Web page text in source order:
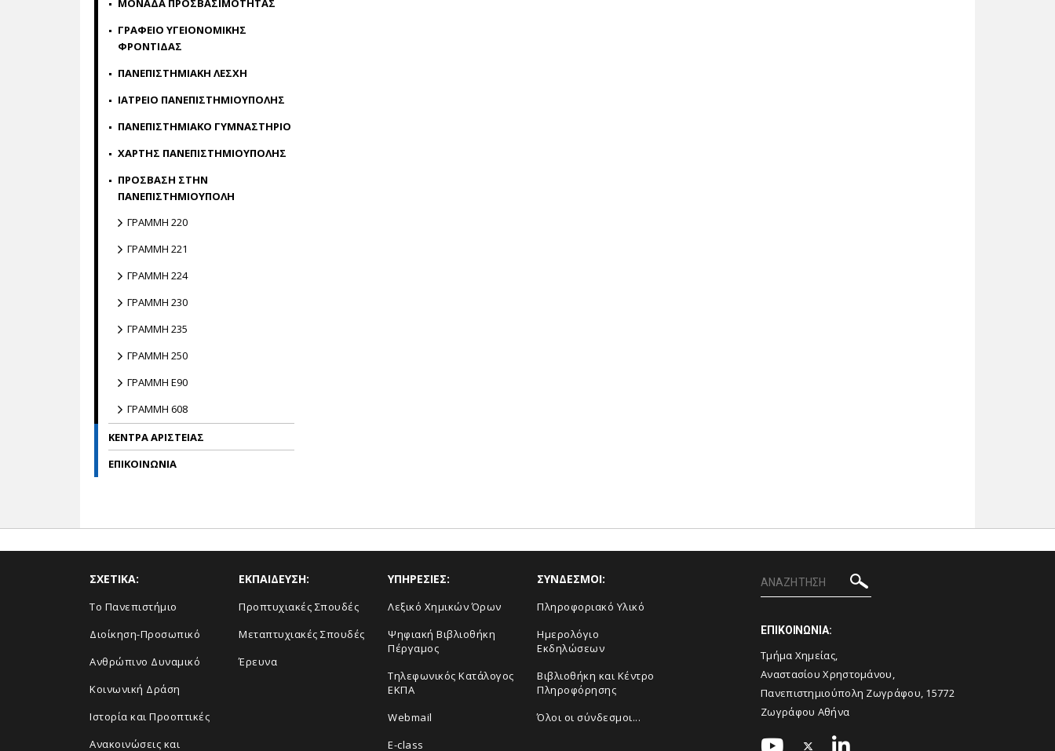
ΜΟΝΑΔΑ ΠΡΟΣΒΑΣΙΜΟΤΗΤΑΣ
ΓΡΑΦΕΙΟ ΥΓΕΙΟΝΟΜΙΚΗΣ
ΦΡΟΝΤΙΔΑΣ
ΠΑΝΕΠΙΣΤΗΜΙΑΚΗ ΛΕΣΧΗ
ΙΑΤΡΕΙΟ ΠΑΝΕΠΙΣΤΗΜΙΟΥΠΟΛΗΣ
ΠΑΝΕΠΙΣΤΗΜΙΑΚΟ ΓΥΜΝΑΣΤΗΡΙΟ
ΧΑΡΤΗΣ ΠΑΝΕΠΙΣΤΗΜΙΟΥΠΟΛΗΣ
ΠΡΟΣΒΑΣΗ ΣΤΗΝ
ΠΑΝΕΠΙΣΤΗΜΙΟΥΠΟΛΗ
ΓΡΑΜΜΗ 220
ΓΡΑΜΜΗ 221
ΓΡΑΜΜΗ 224
ΓΡΑΜΜΗ 230
ΓΡΑΜΜΗ 235
ΓΡΑΜΜΗ 250
ΓΡΑΜΜΗ E90
ΓΡΑΜΜΗ 608
ΚΕΝΤΡΑ ΑΡΙΣΤΕΙΑΣ
ΕΠΙΚΟΙΝΩΝΙΑ
ΣΧΕΤΙΚΑ:
Το Πανεπιστήμιο
Διοίκηση-Προσωπικό
Ανθρώπινο Δυναμικό
Κοινωνική Δράση
Ιστορία και Προοπτικές
Ανακοινώσεις και
ΕΚΠΑΙΔΕΥΣΗ:
Προπτυχιακές Σπουδές
Μεταπτυχιακές Σπουδές
Έρευνα
ΥΠΗΡΕΣΙΕΣ:
Λεξικό Χημικών Όρων
Ψηφιακή Βιβλιοθήκη
Πέργαμος
Τηλεφωνικός Κατάλογος
ΕΚΠΑ
Webmail
E-class
ΣΥΝΔΕΣΜΟΙ:
Πληροφοριακό Υλικό
Ημερολόγιο
Εκδηλώσεων
Βιβλιοθήκη και Κέντρο
Πληροφόρησης
Όλοι οι σύνδεσμοι...
ΕΠΙΚΟΙΝΩΝΙΑ:
Τμήμα Χημείας,
Αναστασίου Χρηστομάνου,
Πανεπιστημιούπολη Ζωγράφου, 15772
Ζωγράφου Αθήνα